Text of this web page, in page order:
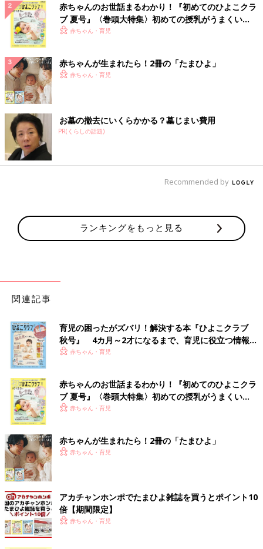
赤ちゃんのお世話まるわかり！『初めてのひよこクラ
ブ 夏号』〈巻頭大特集〉初めての授乳がうまくい
く！ おっぱい・ミルクの基本と夏のトラブル 解決テ
赤ちゃん・育児
赤ちゃんが生まれたら！2冊の「たまひよ」
赤ちゃん・育児
お墓の撤去にいくらかかる？墓じまい費用
PR(くらしの話題)
Recommended by
ランキングをもっと見る
関連記事
育児の困ったがズバリ！解決する本『ひよこクラブ
秋号』 4カ月～2才になるまで、育児に役立つ情報が
いっぱい！
赤ちゃん・育児
赤ちゃんのお世話まるわかり！『初めてのひよこクラ
ブ 夏号』〈巻頭大特集〉初めての授乳がうまくい
く！ おっぱい・ミルクの基本と夏のトラブル 解決テ
赤ちゃん・育児
赤ちゃんが生まれたら！2冊の「たまひよ」
赤ちゃん・育児
アカチャンホンポでたまひよ雑誌を買うとポイント10
倍【期間限定】
赤ちゃん・育児